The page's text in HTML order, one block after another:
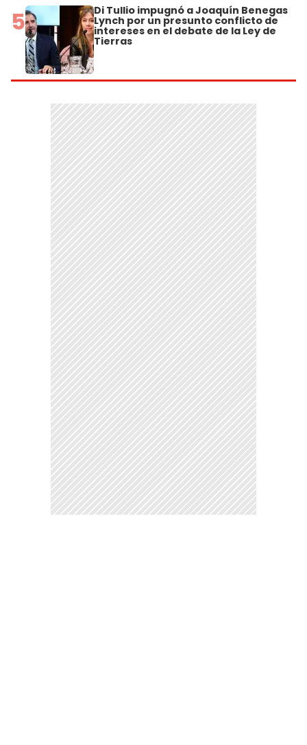
5 Di Tullio impugnó a Joaquín Benegas
Lynch por un presunto conflicto de
intereses en el debate de la Ley de
Tierras